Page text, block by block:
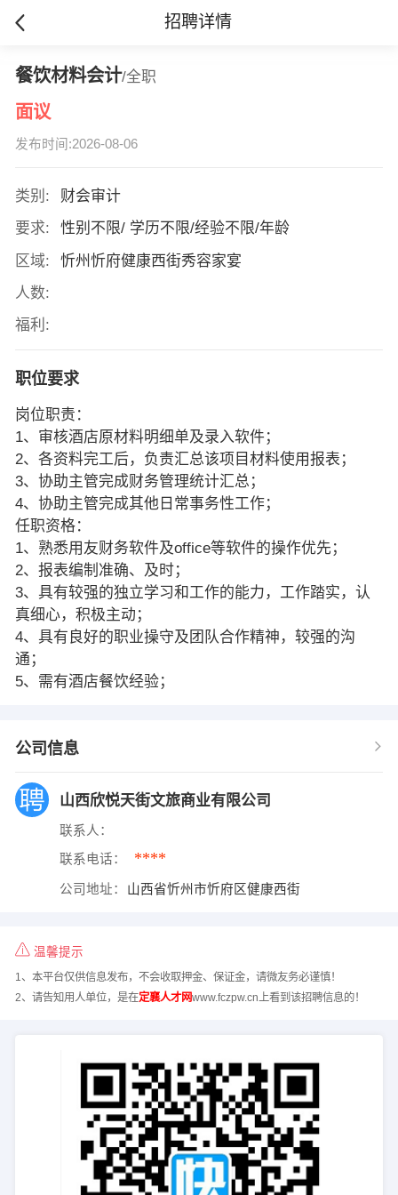
招聘详情
餐饮材料会计/全职
面议
发布时间:2026-08-06
类别:
财会审计
要求:
性别不限/ 学历不限/经验不限/年龄
区域:
忻州忻府健康西街秀容家宴
人数:
福利:
职位要求
岗位职责：
1、审核酒店原材料明细单及录入软件；
2、各资料完工后，负责汇总该项目材料使用报表；
3、协助主管完成财务管理统计汇总；
4、协助主管完成其他日常事务性工作；
任职资格：
1、熟悉用友财务软件及office等软件的操作优先；
2、报表编制准确、及时；
3、具有较强的独立学习和工作的能力，工作踏实，认
真细心，积极主动；
4、具有良好的职业操守及团队合作精神，较强的沟
通；
5、需有酒店餐饮经验；
公司信息
山西欣悦天街文旅商业有限公司
联系人：
联系电话： ****
公司地址： 山西省忻州市忻府区健康西街
温馨提示
1、本平台仅供信息发布，不会收取押金、保证金，请微友务必谨慎！
2、请告知用人单位，是在定襄人才网www.fczpw.cn上看到该招聘信息的！